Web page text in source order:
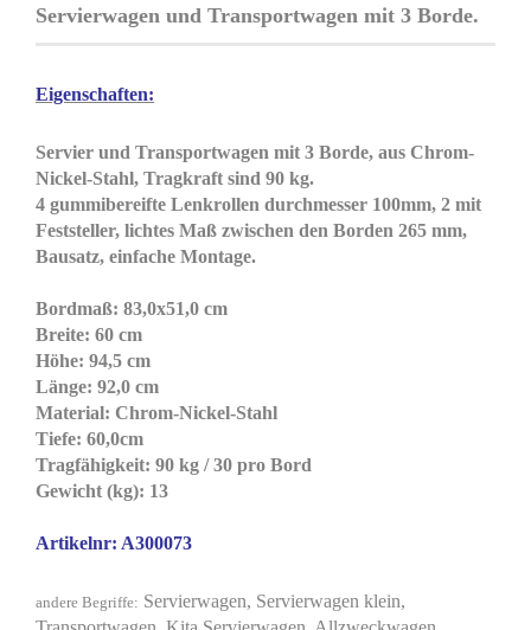
Servierwagen und Transportwagen mit 3 Borde.
Eigenschaften:
Servier und Transportwagen mit 3 Borde, aus Chrom-
Nickel-Stahl, Tragkraft sind 90 kg.
4 gummibereifte Lenkrollen durchmesser 100mm, 2 mit
Feststeller, lichtes Maß zwischen den Borden 265 mm,
Bausatz, einfache Montage.
Bordmaß: 83,0x51,0 cm
Breite: 60 cm
Höhe: 94,5 cm
Länge: 92,0 cm
Material: Chrom-Nickel-Stahl
Tiefe: 60,0cm
Tragfähigkeit: 90 kg / 30 pro Bord
Gewicht (kg): 13
Artikelnr: A300073
andere Begriffe: Servierwagen, Servierwagen klein,